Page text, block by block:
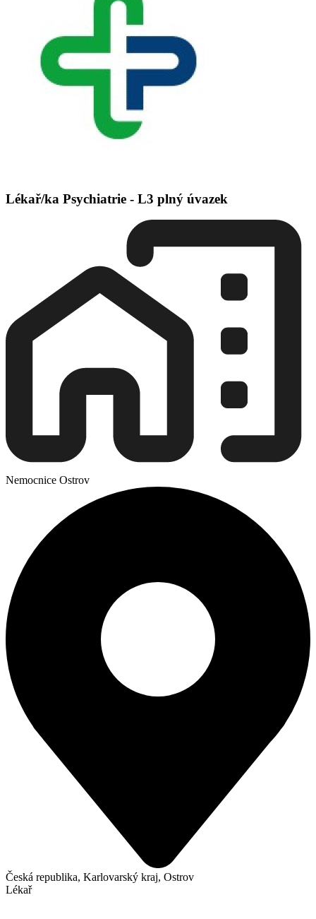
Lékař/ka Psychiatrie - L3 plný úvazek
Nemocnice Ostrov
Česká republika, Karlovarský kraj, Ostrov
Lékař